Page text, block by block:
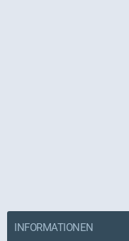
INFORMATIONEN